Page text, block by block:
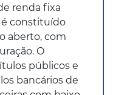
renda fixa
é constituído
aberto, com
O
públicos e
bancários de